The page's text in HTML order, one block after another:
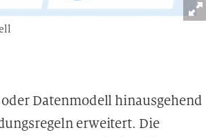
Datenmodell hinausgehend
erweitert. Die